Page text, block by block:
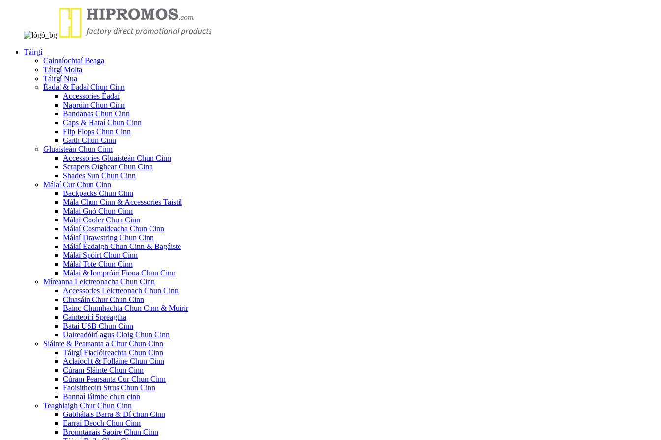
Táirgí
Cainníochtaí Beaga
Táirgí Molta
Táirgí Nua
Éadaí & Éadaí Chun Cinn
Accessories Éadaí
Naprúin Chun Cinn
Bandanas Chun Cinn
Caps & Hataí Chun Cinn
Flip Flops Chun Cinn
Caith Chun Cinn
Gluaisteán Chun Cinn
Accessories Gluaisteán Chun Cinn
Scrapers Oighear Chun Cinn
Shades Sun Chun Cinn
Málaí Cur Chun Cinn
Backpacks Chun Cinn
Mála Chun Cinn & Accessories Taistil
Málaí Gnó Chun Cinn
Málaí Cooler Chun Cinn
Málaí Cosmaideacha Chun Cinn
Málaí Drawstring Chun Cinn
Málaí Éadaigh Chun Cinn & Bagáiste
Málaí Spóirt Chun Cinn
Málaí Tote Chun Cinn
Málaí & Iompróirí Fíona Chun Cinn
Míreanna Leictreonacha Chun Cinn
Accessories Leictreonach Chun Cinn
Cluasáin Chur Chun Cinn
Bainc Chumhachta Chun Cinn & Muirir
Cainteoirí Spreagtha
Bataí USB Chun Cinn
Uaireadóirí agus Cloig Chun Cinn
Sláinte & Pearsanta a Chur Chun Cinn
Táirgí Fiaclóireachta Chun Cinn
Aclaíocht & Folláine Chun Cinn
Cúram Sláinte Chun Cinn
Cúram Pearsanta Cur Chun Cinn
Faoisitheoirí Strus Chun Cinn
Bannaí láimhe chun cinn
Teaghlaigh Chur Chun Cinn
Gabhálais Barra & Dí chun Cinn
Earraí Deoch Chun Cinn
Bronntanais Saoire Chun Cinn